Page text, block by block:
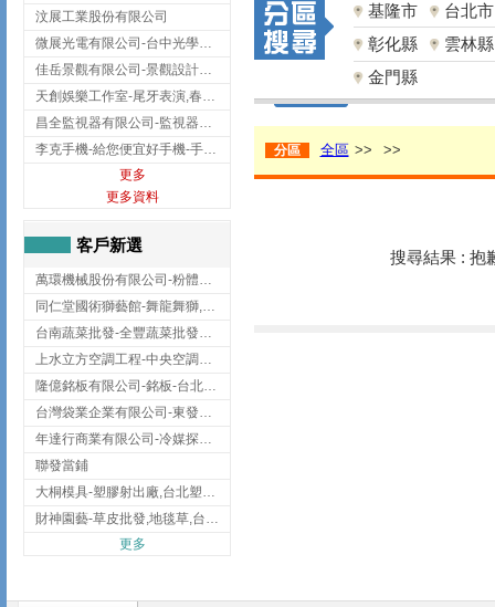
汶展工業股份有限公司
微展光電有限公司-台中光學鍍膜,optical filter taiwan,台灣光學鍍膜
佳岳景觀有限公司-景觀設計公司,台北景觀設計,台北景觀工程,中山區景觀設計
天創娛樂工作室-尾牙表演,春酒表演,板橋尾牙表演
昌全監視器有限公司-監視器安裝,高雄監視器安裝,鳳山區監視器安裝
李克手機-給您便宜好手機-手機收購,屏東手機收購
更多
更多資料
客戶新選
萬環機械股份有限公司-粉體塗裝設備,輸送機,輸送機設備,台南輸送機
同仁堂國術獅藝館-舞龍舞獅,台中舞龍舞獅
台南蔬菜批發-全豐蔬菜批發專送/台南蔬菜箱宅配到府
上水立方空調工程-中央空調規劃,台北中央空調規劃
隆億銘板有限公司-銘板-台北銘板-板橋銘板
台灣袋業企業有限公司-東發企業社/台中太空袋/太空包
年達行商業有限公司-冷媒探漏儀,壓力錶組,真空泵浦,台北冷凍空調材料
聯發當鋪
大桐模具-塑膠射出廠,台北塑膠射出廠
財神園藝-草皮批發,地毯草,台北草,彰化地毯草,彰化台北草
更多
基隆市
台北市
彰化縣
雲林縣
金門縣
分區 全區 >> >>
搜尋結果 : 抱